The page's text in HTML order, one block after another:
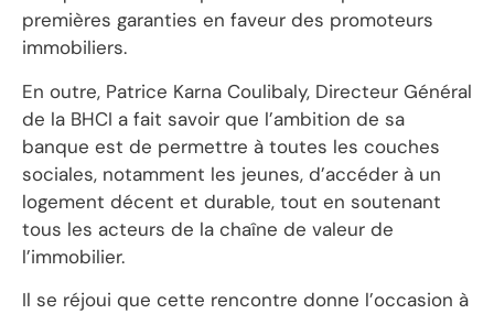
premières garanties en faveur des promoteurs
immobiliers.
En outre, Patrice Karna Coulibaly, Directeur Général
de la BHCI a fait savoir que l’ambition de sa
banque est de permettre à toutes les couches
sociales, notamment les jeunes, d’accéder à un
logement décent et durable, tout en soutenant
tous les acteurs de la chaîne de valeur de
l’immobilier.
Il se réjoui que cette rencontre donne l’occasion à